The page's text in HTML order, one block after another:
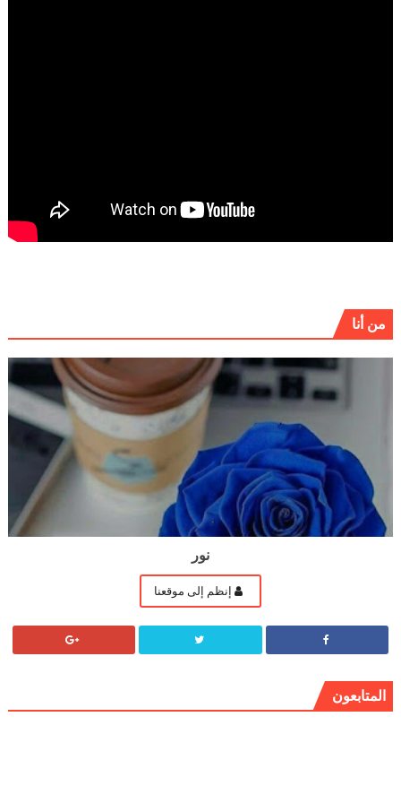
من أنا
نور
إنظم إلى موقعنا
المتابعون